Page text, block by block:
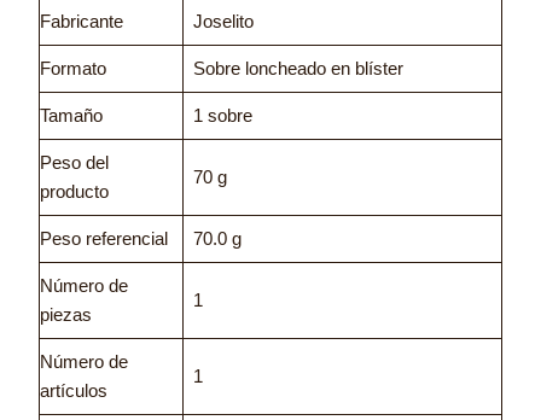
Fabricante Joselito
Formato Sobre loncheado en blíster
Tamaño 1 sobre
Peso del
producto
70 g
Peso referencial 70.0 g
Número de
piezas
1
Número de
artículos
1